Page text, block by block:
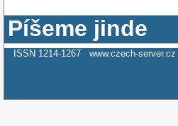
Píšeme jinde
ISSN 1214-1267 www.czech-server.cz